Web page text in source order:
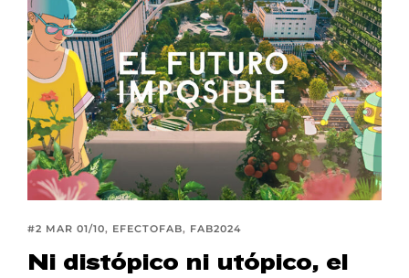
#2 MAR 01/10 EFECTOFAB FAB2024
Ni distópico ni utópico, el